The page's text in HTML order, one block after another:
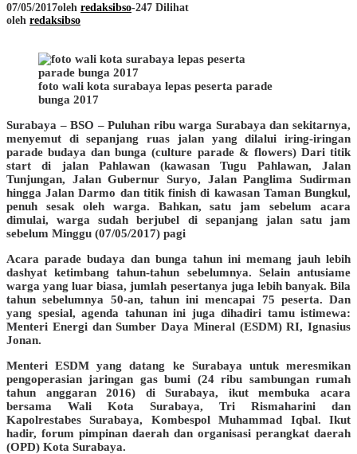
07/05/2017oleh redaksibso-247 Dilihat
oleh redaksibso
foto wali kota surabaya lepas peserta parade
bunga 2017
Surabaya – BSO – Puluhan ribu warga Surabaya dan sekitarnya,
menyemut di sepanjang ruas jalan yang dilalui iring-iringan
parade budaya dan bunga (culture parade & flowers) Dari titik
start di jalan Pahlawan (kawasan Tugu Pahlawan, Jalan
Tunjungan, Jalan Gubernur Suryo, Jalan Panglima Sudirman
hingga Jalan Darmo dan titik finish di kawasan Taman Bungkul,
penuh sesak oleh warga. Bahkan, satu jam sebelum acara
dimulai, warga sudah berjubel di sepanjang jalan satu jam
sebelum Minggu (07/05/2017) pagi
Acara parade budaya dan bunga tahun ini memang jauh lebih
dashyat ketimbang tahun-tahun sebelumnya. Selain antusiame
warga yang luar biasa, jumlah pesertanya juga lebih banyak. Bila
tahun sebelumnya 50-an, tahun ini mencapai 75 peserta. Dan
yang spesial, agenda tahunan ini juga dihadiri tamu istimewa:
Menteri Energi dan Sumber Daya Mineral (ESDM) RI, Ignasius
Jonan.
Menteri ESDM yang datang ke Surabaya untuk meresmikan
pengoperasian jaringan gas bumi (24 ribu sambungan rumah
tahun anggaran 2016) di Surabaya, ikut membuka acara
bersama Wali Kota Surabaya, Tri Rismaharini dan
Kapolrestabes Surabaya, Kombespol Muhammad Iqbal. Ikut
hadir, forum pimpinan daerah dan organisasi perangkat daerah
(OPD) Kota Surabaya.